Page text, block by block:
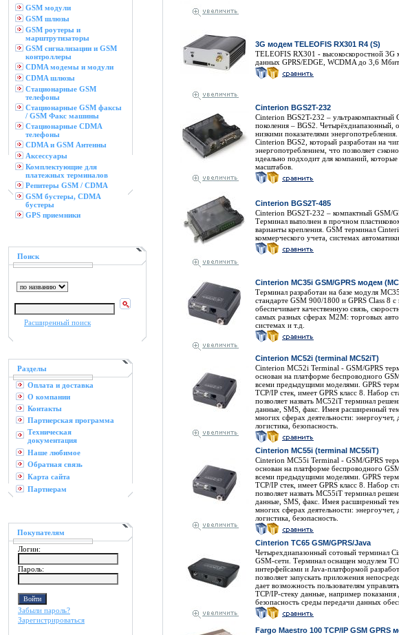
GSM модули
GSM шлюзы
GSM роутеры и
марштрутизаторы
GSM сигнализации и GSM
контроллеры
CDMA модемы и модули
CDMA шлюзы
Стационарные GSM
телефоны
Стационарные GSM факсы
/ GSM Факс машины
Стационарные CDMA
телефоны
CDMA и GSM Антенны
Аксессуары
Комплектующие для
платежных терминалов
Репитеры GSM / CDMA
GSM бустеры, CDMA
бустеры
GPS приемники
Поиск
Расширенный поиск
Разделы
Оплата и доставка
О компании
Контакты
Партнерская программа
Техническая
документация
Наше любимое
Обратная связь
Карта сайта
Партнерам
Покупателям
Логин:
Пароль:
Забыли пароль?
Зарегистрироваться
3G модем TELEOFIS RX301 R4 (S)
TELEOFIS RX301 - высокоскоростной 3G
данных GPRS/EDGE, WCDMA до 3,6
Cinterion BGS2T-232
Cinterion BGS2T-232 – ультракомпактный
поколения – BGS2. Четырёхдиапазонный,
низкими показателями
Cinterion BGS2, который разработан на
энергопотреблением, что позволяет
идеально подходит для компаний,
масштабов.
Cinterion BGS2T-485
Cinterion BGS2T-232 – компактный GSM/
Терминал выполнен в прочном
варианты крепления. GSM терминал
коммерческого учета, системах
Cinterion MC35i GSM/GPRS модем
Терминал разработан на базе модуля
стандарте GSM 900/1800 и GPRS Class 8
обеспечивает качественную связь,
самых разных сферах M2M: торговых
системах и т.д.
Cinterion MC52i (terminal MC52iT)
Cinterion MC52i Terminal - GSM/GPRS
основан на платформе беспроводного
всеми предыдущими моделями. GPRS
TCP/IP стек, имеет GPRS класс 8. Набор
позволяет назвать MC52iT терминал
данные, SMS, факс. Имея расширенный
многих сферах деятельности:
логистика, безопасность.
Cinterion MC55i (terminal MC55iT)
Cinterion MC55i Terminal - GSM/GPRS
основан на платформе беспроводного
всеми предыдущими моделями. GPRS
TCP/IP стек, имеет GPRS класс 8. Набор
позволяет назвать MC55iT терминал
данные, SMS, факс. Имея расширенный
многих сферах деятельности:
логистика, безопасность.
Cinterion TC65 GSM/GPRS/Java
Четырехдиапазонный сотовый терминал
GSM-сети. Терминал оснащен модулем
интерфейсами и Java-платформой
позволяет запускать приложения
дает возможность пользователям
TCP/IP-стеку данные, например
безопасность среды передачи данных
Fargo Maestro 100 TCP/IP GSM GPRS